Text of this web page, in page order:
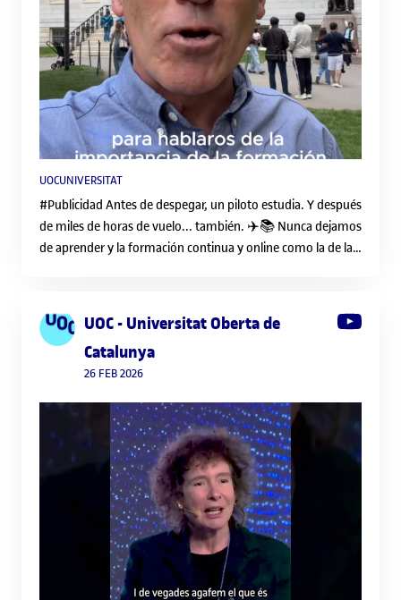
UOCUNIVERSITAT
#Publicidad Antes de despegar, un piloto estudia. Y después
de miles de horas de vuelo... también. ✈️📚 Nunca dejamos
de aprender y la formación continua y online como la de la
vida para que estudiemos cómodamente. Yo estudio el
Grado de Comunicación con ellos, y estoy seguro que
también hay un curso para tí 😉
UOC - Universitat Oberta de
Catalunya
26 FEB 2026